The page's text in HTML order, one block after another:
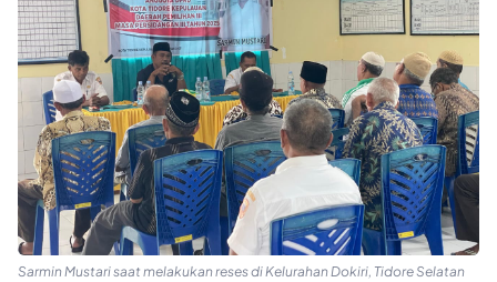
Sarmin Mustari saat melakukan reses di Kelurahan Dokiri, Tidore Selatan